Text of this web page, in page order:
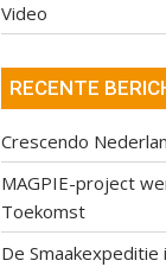
Video
RECENTE
Crescendo
MAGPIE-project
Toekomst
De